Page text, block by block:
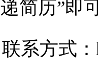
简历”即
方式：